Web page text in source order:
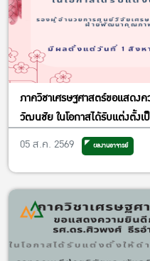
ภาควิชาเศรษฐศาสตร์ขอแสด
วัฒนชัย ในโอกาสได้รับแต่งตั้ง
เศรษฐศาสตร์ประยุกต์ ฝ่ายพัฒ
05 ส.ค. 2569 ผลงานอาจารย์